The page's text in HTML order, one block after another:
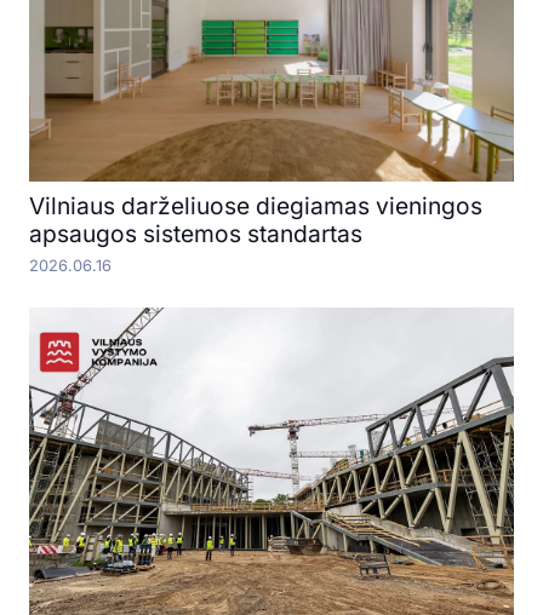
Vilniaus darželiuose diegiamas vieningos
apsaugos sistemos standartas
2026.06.16